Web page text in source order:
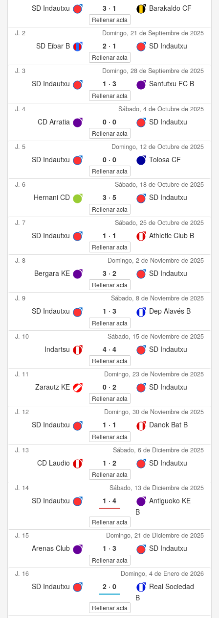
SD Indautxu 3· 1 Barakaldo CF
Rellenar acta
J. 2 Domingo, 21 de Septiembre de 2025
SD Eibar B 2· 1 SD Indautxu
Rellenar acta
J. 3 Domingo, 28 de Septiembre de 2025
SD Indautxu 1 · 3 Santutxu FC B
Rellenar acta
J. 4 Sábado, 4 de Octubre de 2025
CD Arratia 0· 0 SD Indautxu
Rellenar acta
J. 5 Domingo, 12 de Octubre de 2025
SD Indautxu 0· 0 Tolosa CF
Rellenar acta
J. 6 Sábado, 18 de Octubre de 2025
Hernani CD 3· 5 SD Indautxu
Rellenar acta
J. 7 Sábado, 25 de Octubre de 2025
SD Indautxu 1 · 1 Athletic Club B
Rellenar acta
J. 8 Domingo, 2 de Noviembre de 2025
Bergara KE 3· 2 SD Indautxu
Rellenar acta
J. 9 Sábado, 8 de Noviembre de 2025
SD Indautxu 1 · 3 Dep Alavés B
Rellenar acta
J. 10 Sábado, 15 de Noviembre de 2025
Indartsu 4· 4 SD Indautxu
Rellenar acta
J. 11 Domingo, 23 de Noviembre de 2025
Zarautz KE 0· 2 SD Indautxu
Rellenar acta
J. 12 Domingo, 30 de Noviembre de 2025
SD Indautxu 1 · 1 Danok Bat B
Rellenar acta
J. 13 Sábado, 6 de Diciembre de 2025
CD Laudio 1 · 2 SD Indautxu
Rellenar acta
J. 14 Sábado, 13 de Diciembre de 2025
SD Indautxu 1 · 4
Antiguoko KE
B
Rellenar acta
J. 15 Domingo, 21 de Diciembre de 2025
Arenas Club 1 · 3 SD Indautxu
Rellenar acta
J. 16 Domingo, 4 de Enero de 2026
SD Indautxu 2· 0
Real Sociedad
B
Rellenar acta